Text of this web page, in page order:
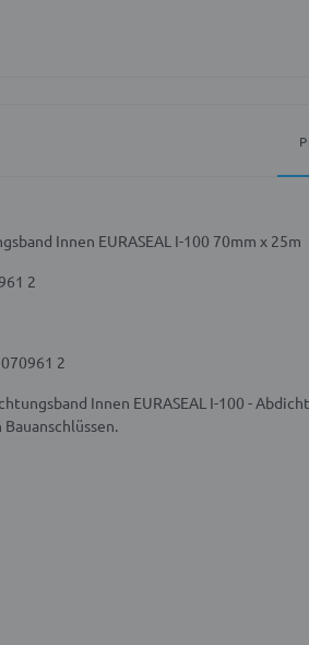
Innen EURASEAL I-100 70mm x 25m
2
2
Innen EURASEAL I-100 -